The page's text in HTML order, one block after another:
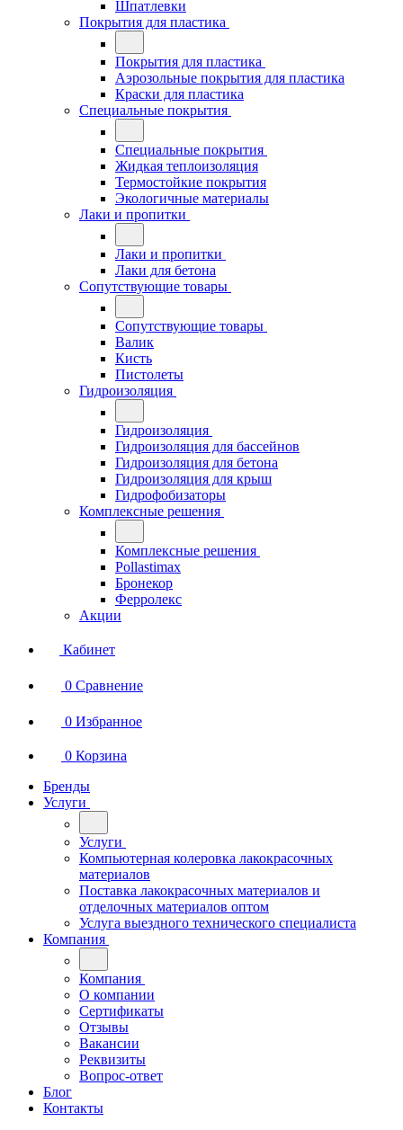
Шпатлевки
Покрытия для пластика
Покрытия для пластика
Аэрозольные покрытия для пластика
Краски для пластика
Специальные покрытия
Специальные покрытия
Жидкая теплоизоляция
Термостойкие покрытия
Экологичные материалы
Лаки и пропитки
Лаки и пропитки
Лаки для бетона
Сопутствующие товары
Сопутствующие товары
Валик
Кисть
Пистолеты
Гидроизоляция
Гидроизоляция
Гидроизоляция для бассейнов
Гидроизоляция для бетона
Гидроизоляция для крыш
Гидрофобизаторы
Комплексные решения
Комплексные решения
Pollastimax
Бронекор
Ферролекс
Акции
Кабинет
0 Сравнение
0 Избранное
0 Корзина
Бренды
Услуги
Услуги
Компьютерная колеровка лакокрасочных
материалов
Поставка лакокрасочных материалов и
отделочных материалов оптом
Услуга выездного технического специалиста
Компания
Компания
О компании
Сертификаты
Отзывы
Вакансии
Реквизиты
Вопрос-ответ
Блог
Контакты